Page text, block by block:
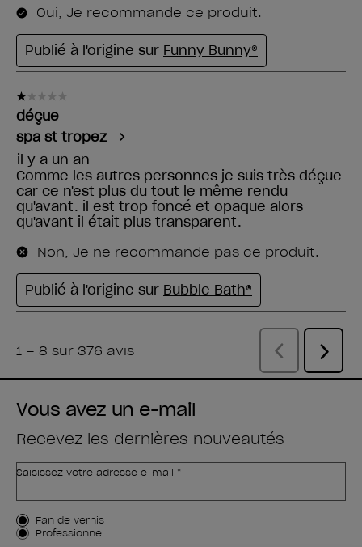
Vous avez un e-mail
Recevez les dernières nouveautés
Saisissez votre adresse e-mail *
Type de client
Fan de vernis
Professionnel